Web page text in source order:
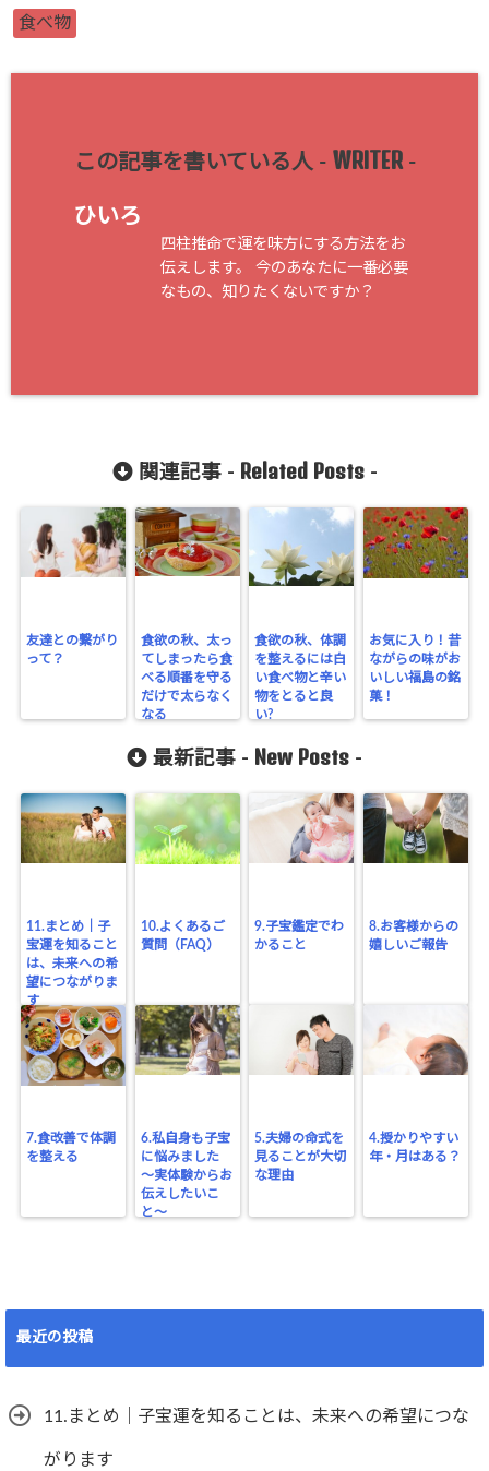
食べ物
この記事を書いている人 - WRITER-
ひいろ
四柱推命で運を味方にする方法をお
伝えします。 今のあなたに一番必要
なもの、知りたくないですか？
関連記事 - Related Posts-
友達との繋がり
って？
食欲の秋、太っ
てしまったら食
べる順番を守る
だけで太らなく
なる
食欲の秋、体調
を整えるには白
い食べ物と辛い
物をとると良
い?
お気に入り！昔
ながらの味がお
いしい福島の銘
菓！
最新記事 - New Posts -
11.まとめ｜子
宝運を知ること
は、未来への希
望につながりま
す
10.よくあるご
質問（FAQ）
9.子宝鑑定でわ
かること
8.お客様からの
嬉しいご報告
7.食改善で体調
を整える
6.私自身も子宝
に悩みました
〜実体験からお
伝えしたいこ
と〜
5.夫婦の命式を
見ることが大切
な理由
4.授かりやすい
年・月はある？
最近の投稿
11.まとめ｜子宝運を知ることは、未来への希望につな
がります